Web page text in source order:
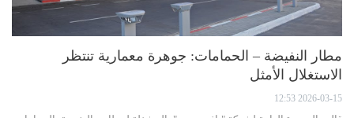
مطار النفيضة – الحمامات: جوهرة معمارية تنتظر
الاستغلال الأمثل‎
2026-03-15 12:53